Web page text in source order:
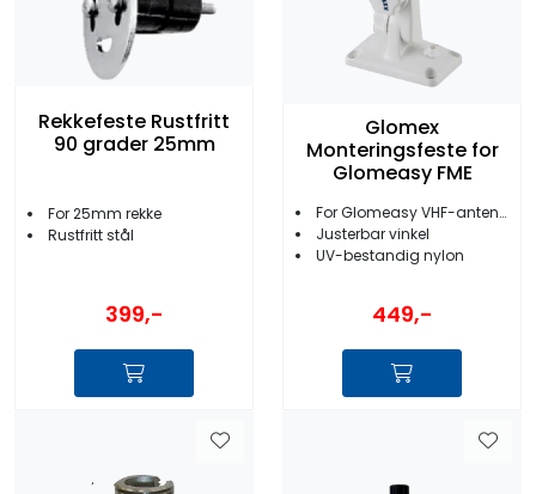
Rekkefeste Rustfritt
90 grader 25mm
For 25mm rekke
Rustfritt stål
399,-
Glomex
Monteringsfeste for
Glomeasy FME
For Glomeasy VHF-antenner
Justerbar vinkel
UV-bestandig nylon
449,-